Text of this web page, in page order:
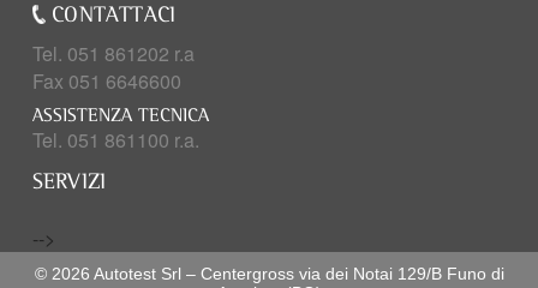
CONTATTACI
Tel. 051 861202 r.a
Fax 051 6646600
ASSISTENZA TECNICA
Tel. 051 861100 r.a.
SERVIZI
-->
© 2026 Autotest Srl – Centergross via dei Notai 129/B Funo di